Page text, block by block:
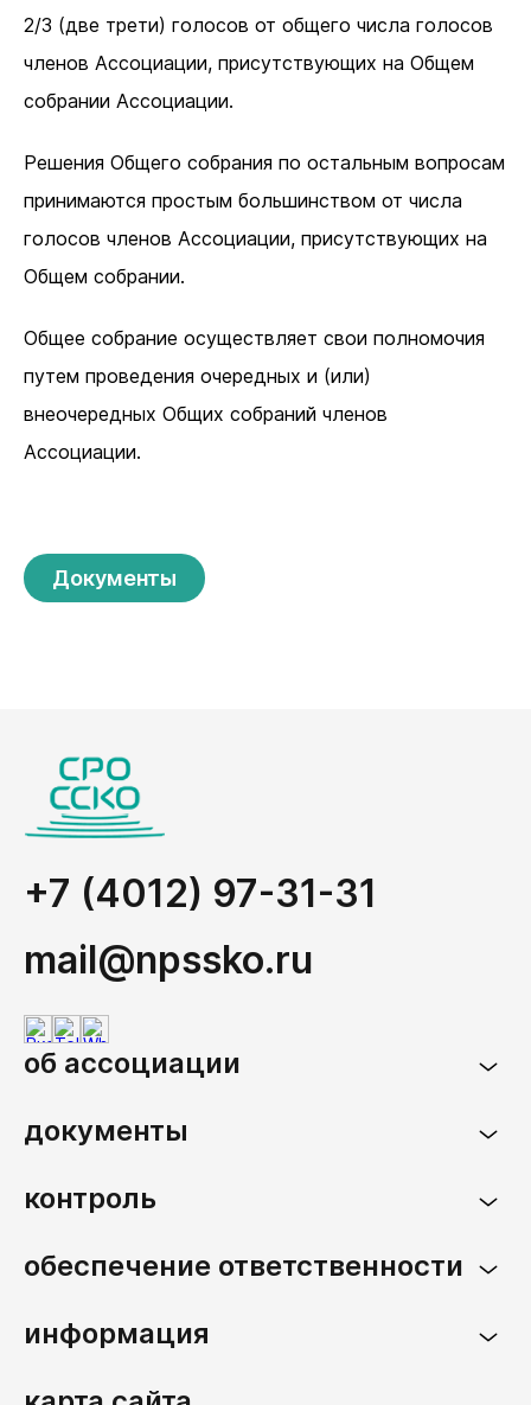
2/3 (две трети) голосов от общего числа голосов
членов Ассоциации, присутствующих на Общем
собрании Ассоциации.
Решения Общего собрания по остальным вопросам
принимаются простым большинством от числа
голосов членов Ассоциации, присутствующих на
Общем собрании.
Общее собрание осуществляет свои полномочия
путем проведения очередных и (или)
внеочередных Общих собраний членов
Ассоциации.
Документы
+7 (4012) 97-31-31
mail@npssko.ru
об ассоциации
документы
контроль
обеспечение ответственности
информация